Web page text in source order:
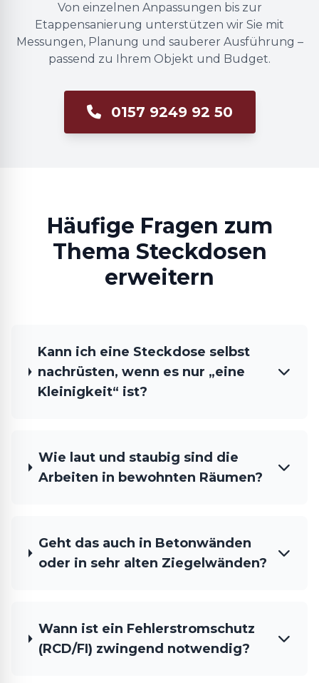
Von einzelnen Anpassungen bis zur
Etappensanierung unterstützen wir Sie mit
Messungen, Planung und sauberer Ausführung –
passend zu Ihrem Objekt und Budget.
0157 9249 92 50
Häufige Fragen zum
Thema Steckdosen
erweitern
Kann ich eine Steckdose selbst
nachrüsten, wenn es nur „eine
Kleinigkeit“ ist?
Wie laut und staubig sind die
Arbeiten in bewohnten Räumen?
Geht das auch in Betonwänden
oder in sehr alten Ziegelwänden?
Wann ist ein Fehlerstromschutz
(RCD/FI) zwingend notwendig?